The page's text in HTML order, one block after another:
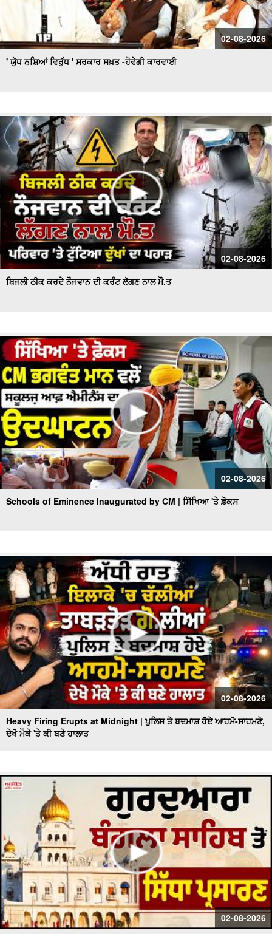
02-08-2026
' ਯੁੱਧ ਨਸ਼ਿਆਂ ਵਿਰੁੱਧ ' ਸਰਕਾਰ ਸਖ਼ਤ -ਹੋਵੇਗੀ ਕਾਰਵਾਈ
02-08-2026
ਬਿਜਲੀ ਠੀਕ ਕਰਦੇ ਨੌਜਵਾਨ ਦੀ ਕਰੰਟ ਲੱਗਣ ਨਾਲ ਮੌ.ਤ
02-08-2026
Schools of Eminence Inaugurated by CM | ਸਿੱਖਿਆ 'ਤੇ ਫ਼ੋਕਸ
02-08-2026
Heavy Firing Erupts at Midnight | ਪੁਲਿਸ ਤੇ ਬਦਮਾਸ਼ ਹੋਏ ਆਹਮੋ-ਸਾਹਮਣੇ,
ਦੇਖੋ ਮੌਕੇ 'ਤੇ ਕੀ ਬਣੇ ਹਾਲਾਤ
02-08-2026